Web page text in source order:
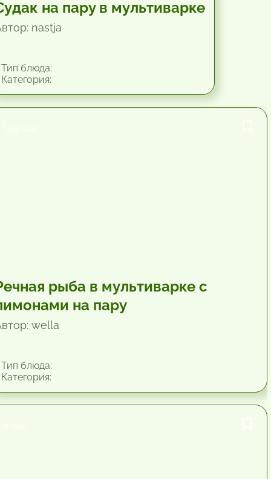
на пару в мультиварке
nastja
блюда:
рыба в мультиварке с
на пару
wella
блюда: